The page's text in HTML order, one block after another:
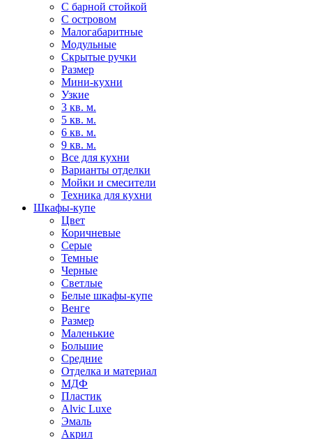
С барной стойкой
С островом
Малогабаритные
Модульные
Скрытые ручки
Размер
Мини-кухни
Узкие
3 кв. м.
5 кв. м.
6 кв. м.
9 кв. м.
Все для кухни
Варианты отделки
Мойки и смесители
Техника для кухни
Шкафы-купе
Цвет
Коричневые
Серые
Темные
Черные
Светлые
Белые шкафы-купе
Венге
Размер
Маленькие
Большие
Средние
Отделка и материал
МДФ
Пластик
Alvic Luxe
Эмаль
Акрил